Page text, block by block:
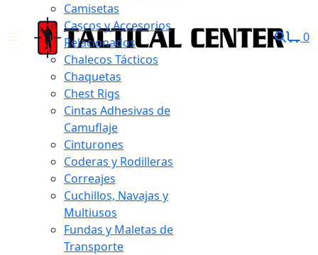
Camisetas
Cascos y Accesorios
Relacionados
Chalecos Tácticos
Chaquetas
Chest Rigs
Cintas Adhesivas de
Camuflaje
Cinturones
Coderas y Rodilleras
Correajes
Cuchillos, Navajas y
Multiusos
Fundas y Maletas de
Transporte
0